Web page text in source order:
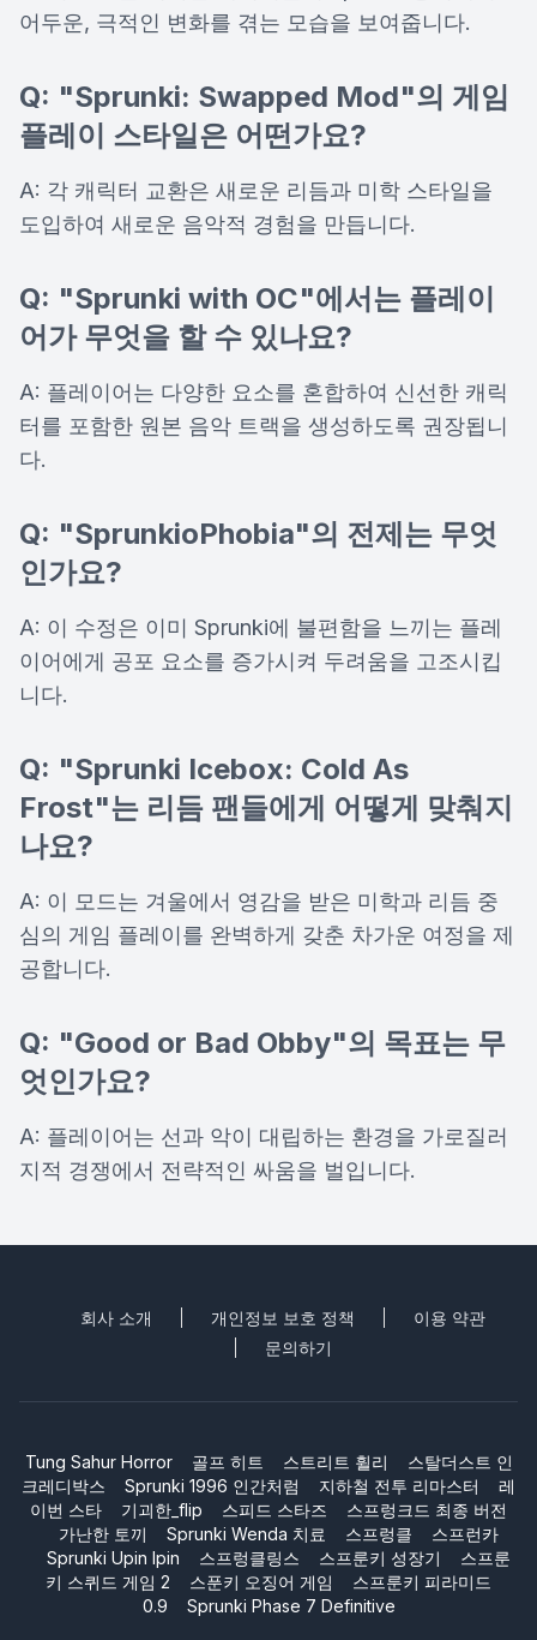
어두운, 극적인 변화를 겪는 모습을 보여줍니다.
Q: "Sprunki: Swapped Mod"의 게임
플레이 스타일은 어떤가요?
A: 각 캐릭터 교환은 새로운 리듬과 미학 스타일을
도입하여 새로운 음악적 경험을 만듭니다.
Q: "Sprunki with OC"에서는 플레이
어가 무엇을 할 수 있나요?
A: 플레이어는 다양한 요소를 혼합하여 신선한 캐릭
터를 포함한 원본 음악 트랙을 생성하도록 권장됩니
다.
Q: "SprunkioPhobia"의 전제는 무엇
인가요?
A: 이 수정은 이미 Sprunki에 불편함을 느끼는 플레
이어에게 공포 요소를 증가시켜 두려움을 고조시킵
니다.
Q: "Sprunki Icebox: Cold As
Frost"는 리듬 팬들에게 어떻게 맞춰지
나요?
A: 이 모드는 겨울에서 영감을 받은 미학과 리듬 중
심의 게임 플레이를 완벽하게 갖춘 차가운 여정을 제
공합니다.
Q: "Good or Bad Obby"의 목표는 무
엇인가요?
A: 플레이어는 선과 악이 대립하는 환경을 가로질러
지적 경쟁에서 전략적인 싸움을 벌입니다.
회사 소개 개인정보 보호 정책
이용 약관
문의하기
Tung Sahur Horror 골프 히트 스트리트 휠리
스탈더스트 인
크레디박스
Sprunki 1996 인간처럼 지하철 전투 리마스터
레
이번 스타
기괴한_flip 스피드 스타즈
스프렁크드 최종 버전
가난한 토끼
Sprunki Wenda 치료 스프렁클
스프런카
Sprunki Upin Ipin
스프렁클링스 스프룬키 성장기
스프룬
키 스퀴드 게임 2
스푼키 오징어 게임
스프룬키 피라미드
0.9
Sprunki Phase 7 Definitive